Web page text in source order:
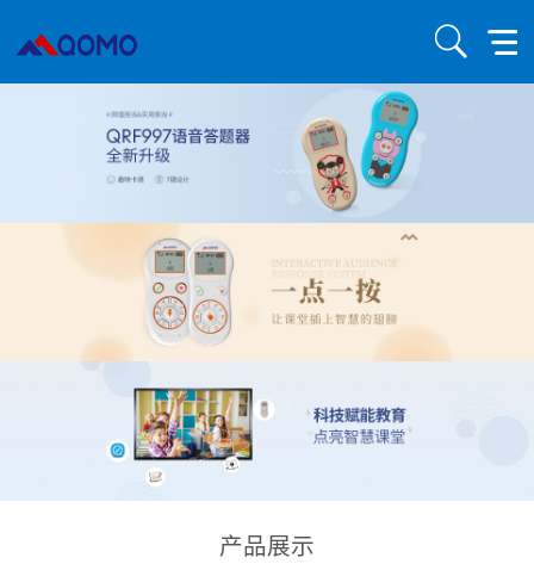
产品展示